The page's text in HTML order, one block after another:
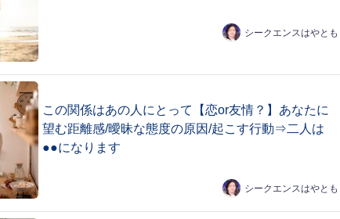
シークエンスはやとも
この関係はあの人にとって【恋or友情？】あなたに
望む距離感/曖昧な態度の原因/起こす行動⇒二人は
●●になります
シークエンスはやとも